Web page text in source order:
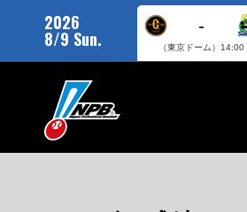
2026
8/9 Sun.
-
（東京ドーム） 14:00